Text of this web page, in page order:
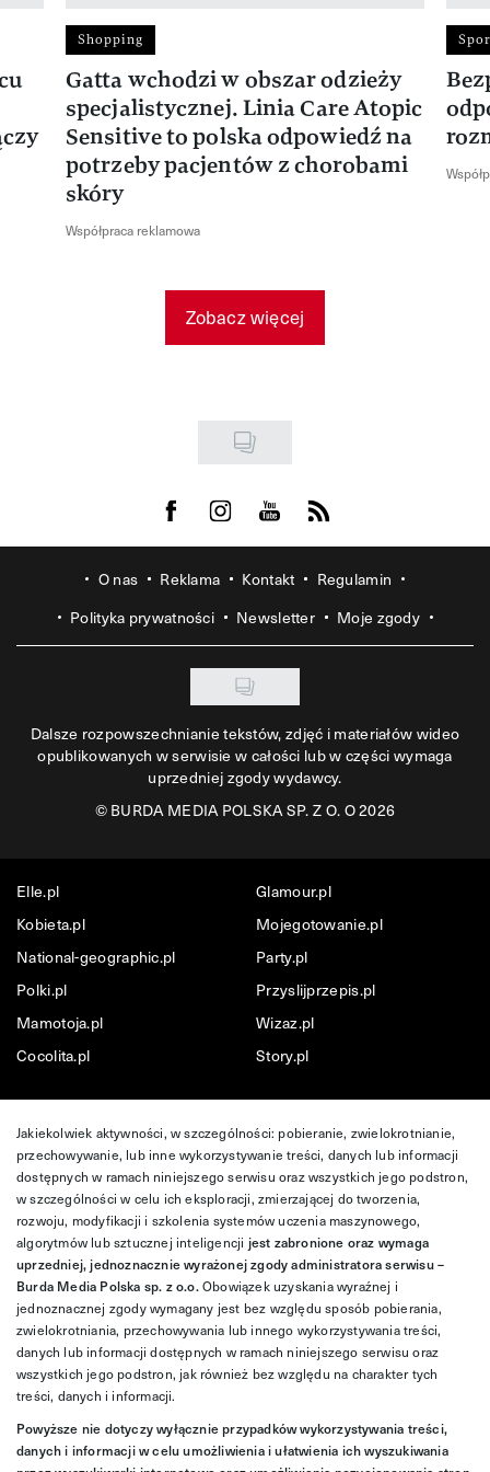
Shopping
Gatta wchodzi w obszar odzieży
specjalistycznej. Linia Care Atopic
Sensitive to polska odpowiedź na
potrzeby pacjentów z chorobami
skóry
Współpraca reklamowa
Zobacz więcej
Visit us on Facebook
Visit us on Instagram
Visit us on Youtube
Visit us on Rss
O nas Reklama Kontakt
Regulamin
Polityka prywatności
Newsletter Moje zgody
Dalsze rozpowszechnianie tekstów, zdjęć i materiałów wideo
opublikowanych w serwisie w całości lub w części wymaga
uprzedniej zgody wydawcy.
©BURDA MEDIA POLSKA SP. Z O. O 2026
Elle.pl
Glamour.pl
Kobieta.pl
Mojegotowanie.pl
National-geographic.pl
Party.pl
Polki.pl
Przyslijprzepis.pl
Mamotoja.pl
Wizaz.pl
Cocolita.pl
Story.pl
Jakiekolwiek aktywności, w szczególności: pobieranie, zwielokrotnianie,
przechowywanie, lub inne wykorzystywanie treści, danych lub informacji
dostępnych w ramach niniejszego serwisu oraz wszystkich jego podstron,
w szczególności w celu ich eksploracji, zmierzającej do tworzenia,
rozwoju, modyfikacji i szkolenia systemów uczenia maszynowego,
algorytmów lub sztucznej inteligencji jest zabronione oraz wymaga
uprzedniej, jednoznacznie wyrażonej zgody administratora serwisu –
Burda Media Polska sp. z o.o.Obowiązek uzyskania wyraźnej i
jednoznacznej zgody wymagany jest bez względu sposób pobierania,
zwielokrotniania, przechowywania lub innego wykorzystywania treści,
danych lub informacji dostępnych w ramach niniejszego serwisu oraz
wszystkich jego podstron, jak również bez względu na charakter tych
treści, danych i informacji.
Powyższe nie dotyczy wyłącznie przypadków wykorzystywania treści,
danych i informacji w celu umożliwienia i ułatwienia ich wyszukiwania